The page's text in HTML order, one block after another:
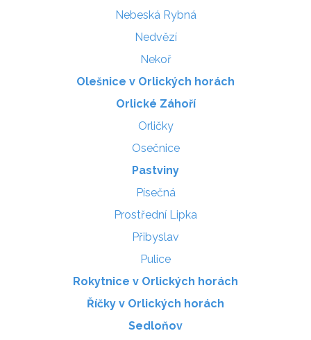
Nebeská Rybná
Nedvězí
Nekoř
Olešnice v Orlických horách
Orlické Záhoří
Orličky
Osečnice
Pastviny
Písečná
Prostřední Lipka
Přibyslav
Pulice
Rokytnice v Orlických horách
Říčky v Orlických horách
Sedloňov